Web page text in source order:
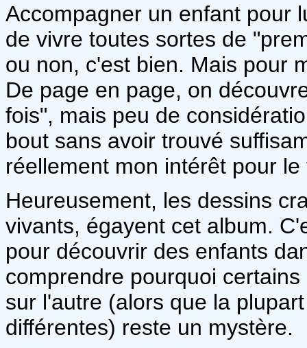
Accompagner un enfant pour
de vivre toutes sortes de
ou non, c'est bien. Mais pour
De page en page, on
fois", mais peu de
bout sans avoir trouvé
réellement mon intérêt pour le
Heureusement, les dessins
vivants, égayent cet album.
pour découvrir des enfants
comprendre pourquoi
sur l'autre (alors que la
différentes) reste un mystère.